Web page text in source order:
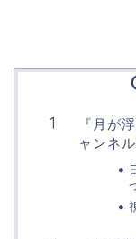
『月が
ャンネ